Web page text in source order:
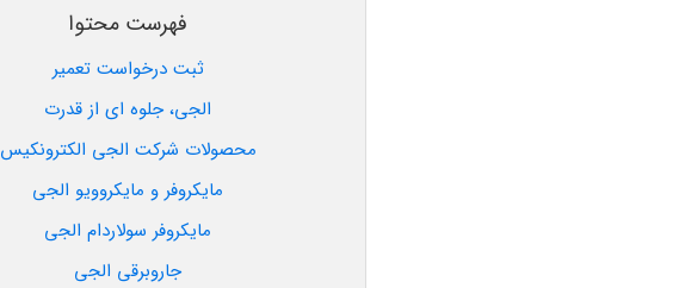
فهرست محتوا
ثبت درخواست تعمیر
الجی، جلوه ای از قدرت
محصولات شرکت الجی الکترونکیس
مایکروفر و مایکروویو الجی
مایکروفر سولاردام الجی
جاروبرقی الجی